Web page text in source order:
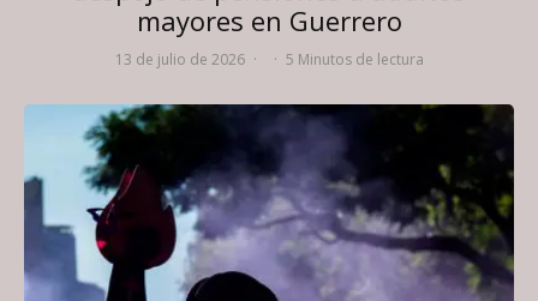
mayores en Guerrero
13 de julio de 2026 · · 5 Minutos de lectura